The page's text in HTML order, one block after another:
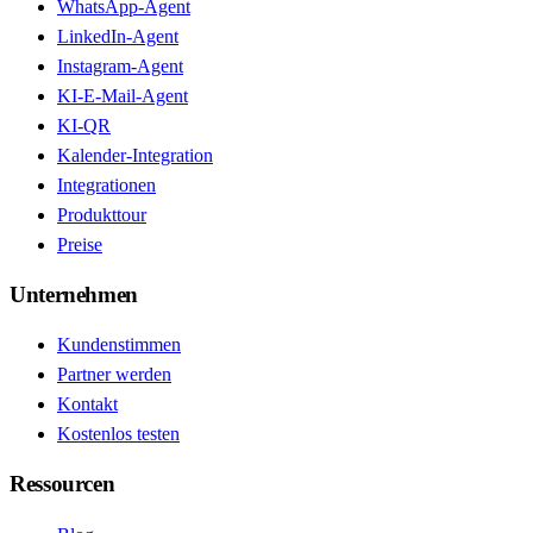
WhatsApp-Agent
LinkedIn-Agent
Instagram-Agent
KI-E-Mail-Agent
KI-QR
Kalender-Integration
Integrationen
Produkttour
Preise
Unternehmen
Kundenstimmen
Partner werden
Kontakt
Kostenlos testen
Ressourcen